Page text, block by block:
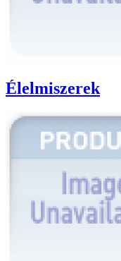
Élelmiszerek